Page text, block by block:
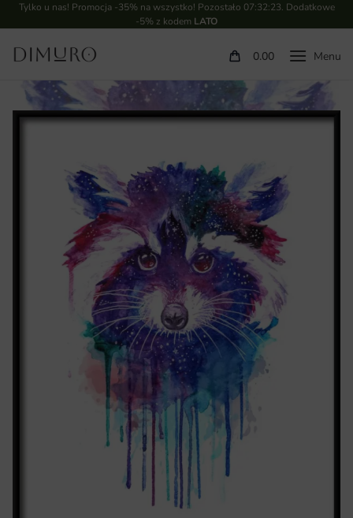
Tylko u nas! Promocja -35% na wszystko! Pozostało 07:32:23. Dodatkowe
-5% z kodem LATO
0.00